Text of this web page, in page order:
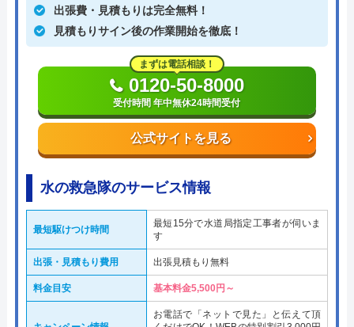
出張費・見積もりは完全無料！
見積もりサイン後の作業開始を徹底！
公式サイトを見る
まずは電話相談！
0120-50-8000
受付時間 年中無休24時間受付
水の救急隊のサービス情報
最短駆けつけ時間
最短15分で水道局指定工事者が伺いま
す
出張・見積もり費用 出張見積もり無料
料金目安 基本料金5,500円～
お電話で「ネットで見た」と伝えて頂